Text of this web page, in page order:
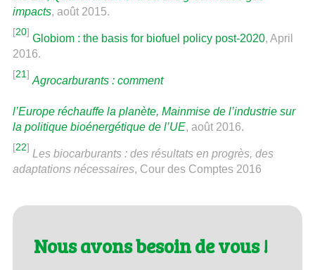
impacts, août 2015.
[20]
Globiom : the basis for biofuel policy post-2020, April
2016.
[21]
Agrocarburants : comment
l’Europe réchauffe la planète, Mainmise de l’industrie sur
la politique bioénergétique de l’UE, août 2016.
[22]
Les biocarburants : des résultats en progrès, des
adaptations nécessaires, Cour des Comptes 2016
Nous avons besoin de vous !